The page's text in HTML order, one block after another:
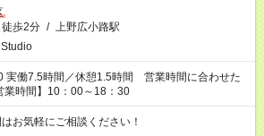
歩2分 / 上野広小路駅
業時間】10：00～18：30
お気軽にご相談ください！